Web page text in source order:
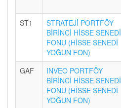
ST1
STRATEJİ PORTFÖY
BİRİNCİ HİSSE SENEDİ
FONU (HİSSE SENEDİ
YOĞUN FON)
GAF
INVEO PORTFÖY
BİRİNCİ HİSSE SENEDİ
FONU (HİSSE SENEDİ
YOĞUN FON)